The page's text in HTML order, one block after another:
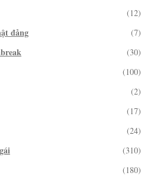
(12)
đảng (7)
(30)
(100)
(2)
(17)
(24)
(310)
(180)